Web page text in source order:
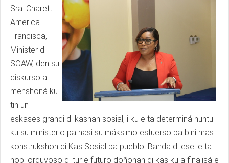
Sra. Charetti
America-
Francisca,
Minister di
SOAW, den su
diskurso a
menshoná ku
tin un
eskases grandi di kasnan sosial, i ku e ta determiná huntu
ku su ministerio pa hasi su máksimo esfuerso pa bini mas
konstrukshon di Kas Sosial pa pueblo. Banda di esei e ta
hopi orguyoso di tur e futuro doñonan di kas ku a finalisá e